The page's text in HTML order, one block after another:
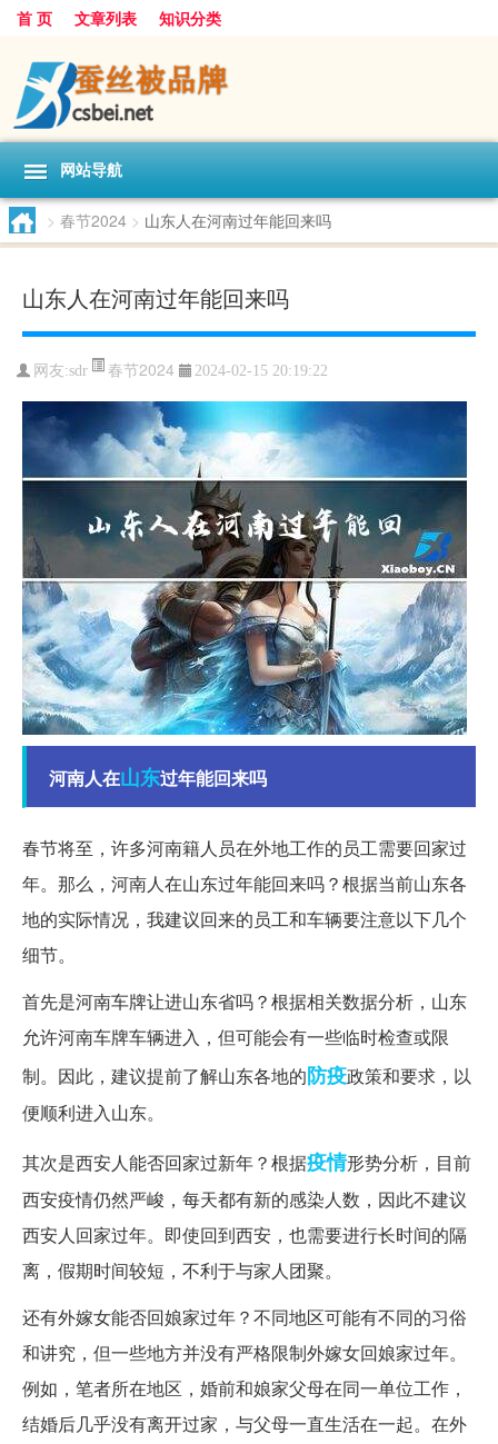
首 页 文章列表 知识分类
网站导航
> 春节2024 > 山东人在河南过年能回来吗
山东人在河南过年能回来吗
网友:sdr 春节2024 2024-02-15 20:19:22
河南人在山东过年能回来吗
春节将至，许多河南籍人员在外地工作的员工需要回家过
年。那么，河南人在山东过年能回来吗？根据当前山东各
地的实际情况，我建议回来的员工和车辆要注意以下几个
细节。
首先是河南车牌让进山东省吗？根据相关数据分析，山东
允许河南车牌车辆进入，但可能会有一些临时检查或限
制。因此，建议提前了解山东各地的防疫政策和要求，以
便顺利进入山东。
其次是西安人能否回家过新年？根据疫情形势分析，目前
西安疫情仍然严峻，每天都有新的感染人数，因此不建议
西安人回家过年。即使回到西安，也需要进行长时间的隔
离，假期时间较短，不利于与家人团聚。
还有外嫁女能否回娘家过年？不同地区可能有不同的习俗
和讲究，但一些地方并没有严格限制外嫁女回娘家过年。
例如，笔者所在地区，婚前和娘家父母在同一单位工作，
结婚后几乎没有离开过家，与父母一直生活在一起。在外